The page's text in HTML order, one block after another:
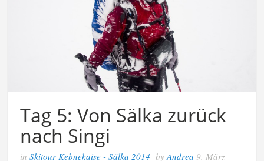
Tag 5: Von Sälka zurück
nach Singi
inSkitour Kebnekaise - Sälka 2014 byAndrea 9. März